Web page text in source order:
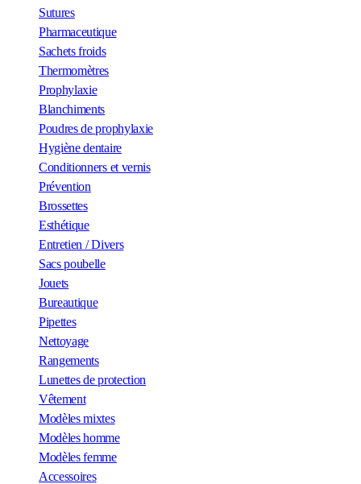
Sutures
Pharmaceutique
Sachets froids
Thermomètres
Prophylaxie
Blanchiments
Poudres de prophylaxie
Hygiène dentaire
Conditionners et vernis
Prévention
Brossettes
Esthétique
Entretien / Divers
Sacs poubelle
Jouets
Bureautique
Pipettes
Nettoyage
Rangements
Lunettes de protection
Vêtement
Modèles mixtes
Modèles homme
Modèles femme
Accessoires